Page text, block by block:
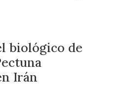
biológico de
Irán